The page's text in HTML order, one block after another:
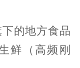
的地方食品
鲜（高频刚